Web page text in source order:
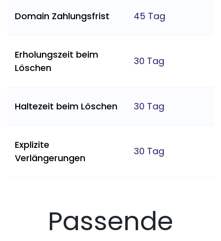
Domain Zahlungsfrist 45 Tag
Erholungszeit beim
Löschen
30 Tag
Haltezeit beim Löschen 30 Tag
Explizite
Verlängerungen
30 Tag
Passende